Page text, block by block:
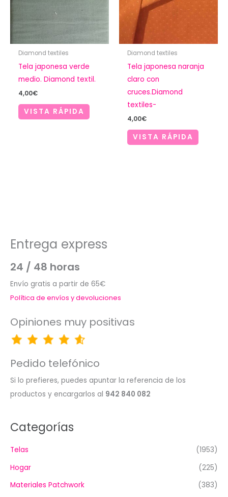
Diamond textiles
Tela japonesa verde
medio. Diamond textil.
4,00€
VISTA RÁPIDA
Diamond textiles
Tela japonesa naranja
claro con
cruces.Diamond
textiles-
4,00€
VISTA RÁPIDA
Entrega express
24 / 48 horas
Envío gratis a partir de 65€
Política de envíos y devoluciones
Opiniones muy positivas
Pedido telefónico
Si lo prefieres, puedes apuntar la referencia de los
productos y encargarlos al 942 840 082
Categorías
Telas
(1953)
Hogar
(225)
Materiales Patchwork
(383)